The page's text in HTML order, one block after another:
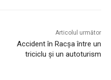
Articolul următor
Accident în Racșa între un
triciclu și un autoturism